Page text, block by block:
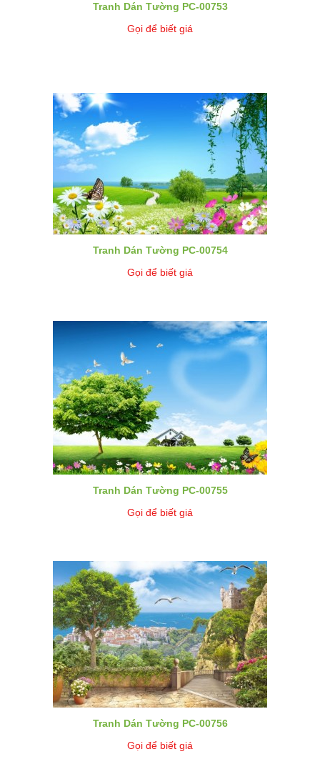
Tranh Dán Tường PC-00753
Gọi để biết giá
Tranh Dán Tường PC-00754
Gọi để biết giá
Tranh Dán Tường PC-00755
Gọi để biết giá
Tranh Dán Tường PC-00756
Gọi để biết giá